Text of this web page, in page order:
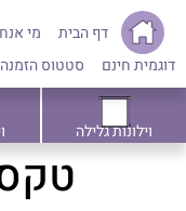
דף הבית
מי
דוגמית חינם
סטטוס הזמנה
וילונות גלילה